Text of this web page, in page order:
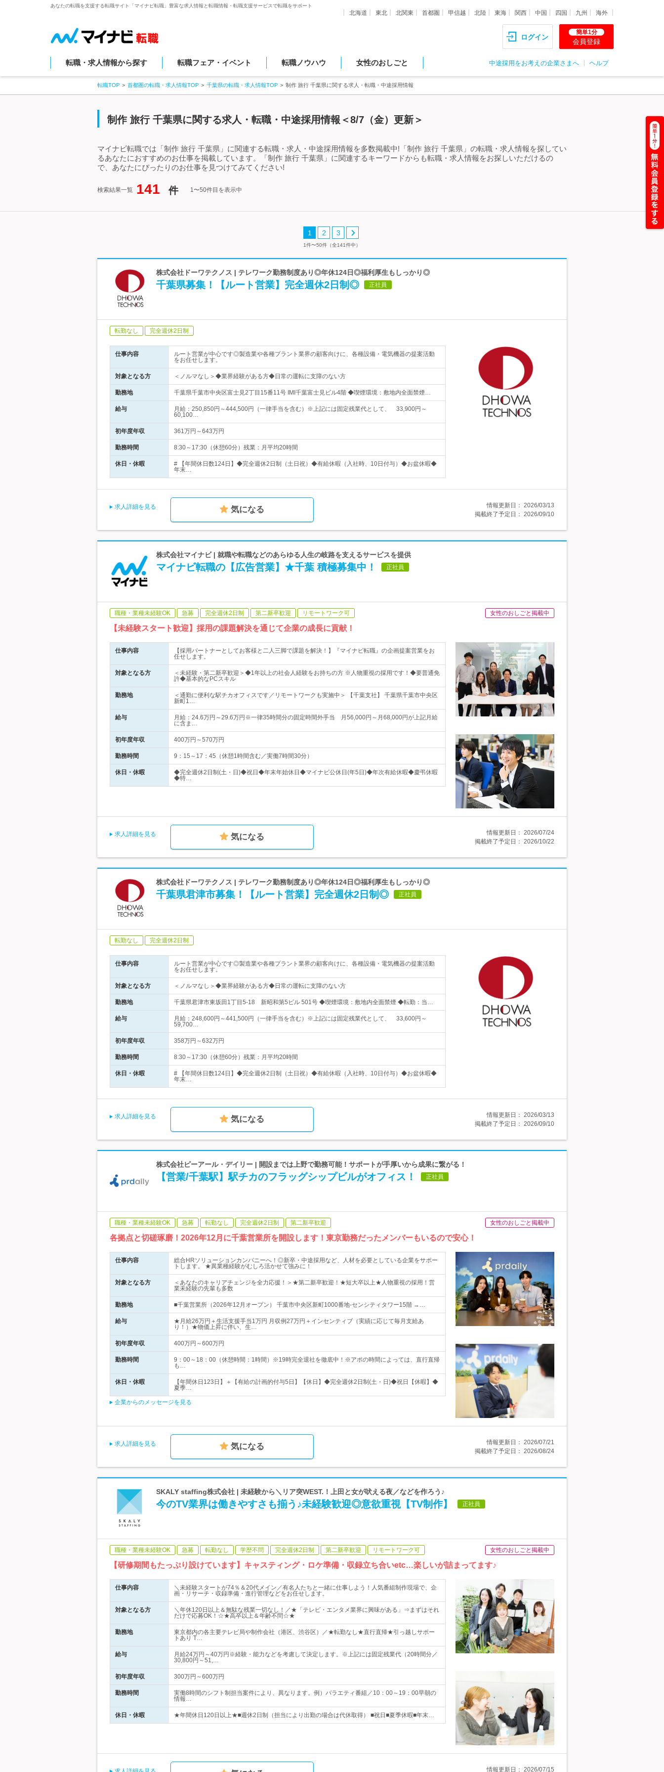
あなたの転職を支援する転職サイト「マイナビ転職」豊富な求人情報と転職情報・転職支援サービスで転職をサポート
北海道 東北 北関東 首都圏 甲信越 北陸 東海 関西 中国 四国 九州 海外
ログイン
簡単1分
会員登録
転職・求人情報から探す 転職フェア・イベント 転職ノウハウ 女性のおしごと 中途採用をお考えの企業さまへ ヘルプ
転職TOP 首都圏の転職・求人情報TOP 千葉県の転職・求人情報TOP 制作 旅行 千葉県に関する求人・転職・中途採用情報
制作 旅行 千葉県に関する求人・転職・中途採用情報＜8/7（金）更新＞
マイナビ転職では「制作 旅行 千葉県」に関連する転職・求人・中途採用情報を多数掲載中!「制作 旅行 千葉県」の転職・求人情報を探してい
るあなたにおすすめのお仕事を掲載しています。「制作 旅行 千葉県」に関連するキーワードからも転職・求人情報をお探しいただけるの
で、あなたにぴったりのお仕事を見つけてみてください!
検索結果一覧 141 件 1〜50件目を表示中
1 2 3
1件〜50件（全141件中）
株式会社ドーワテクノス | テレワーク勤務制度あり◎年休124日◎福利厚生もしっかり◎
千葉県募集！【ルート営業】完全週休2日制◎ 正社員
転勤なし 完全週休2日制
仕事内容
ルート営業が中心です◎製造業や各種プラント業界の顧客向けに、各種設備・電気機器の提案活動
をお任せします。
対象となる方 ＜ノルマなし＞◆業界経験がある方◆日常の運転に支障のない方
勤務地 千葉県千葉市中央区富士見2丁目15番11号 IMI千葉富士見ビル4階 ◆喫煙環境：敷地内全面禁煙…
給与
月給：250,850円～444,500円（一律手当を含む）※上記には固定残業代として、 33,900円～
60,100…
初年度年収 361万円～643万円
勤務時間 8:30～17:30（休憩60分）残業：月平均20時間
休日・休暇
# 【年間休日数124日】◆完全週休2日制（土日祝）◆有給休暇（入社時、10日付与）◆お盆休暇◆
年末…
求人詳細を見る 気になる 情報更新日： 2026/03/13
掲載終了予定日： 2026/09/10
株式会社マイナビ | 就職や転職などのあらゆる人生の岐路を支えるサービスを提供
マイナビ転職の【広告営業】★千葉 積極募集中！ 正社員
職種・業種未経験OK 急募 完全週休2日制 第二新卒歓迎 リモートワーク可 女性のおしごと掲載中
【未経験スタート歓迎】採用の課題解決を通じて企業の成長に貢献！
仕事内容
【採用パートナーとしてお客様と二人三脚で課題を解決！】『マイナビ転職』の企画提案営業をお
任せします。
対象となる方
＜未経験・第二新卒歓迎＞◆1年以上の社会人経験をお持ちの方 ※人物重視の採用です！◆要普通免
許◆基本的なPCスキル
勤務地
＜通勤に便利な駅チカオフィスです／リモートワークも実施中＞ 【千葉支社】 千葉県千葉市中央区
新町1…
給与
月給：24.6万円～29.6万円※一律35時間分の固定時間外手当 月56,000円～月68,000円が上記月給
に含ま…
初年度年収 400万円～570万円
勤務時間 9：15～17：45（休憩1時間含む／実働7時間30分）
休日・休暇
◆完全週休2日制(土・日)◆祝日◆年末年始休日◆マイナビ公休日(年5日)◆年次有給休暇◆慶弔休暇
◆特…
求人詳細を見る 気になる 情報更新日： 2026/07/24
掲載終了予定日： 2026/10/22
株式会社ドーワテクノス | テレワーク勤務制度あり◎年休124日◎福利厚生もしっかり◎
千葉県君津市募集！【ルート営業】完全週休2日制◎ 正社員
転勤なし 完全週休2日制
仕事内容
ルート営業が中心です◎製造業や各種プラント業界の顧客向けに、各種設備・電気機器の提案活動
をお任せします。
対象となる方 ＜ノルマなし＞◆業界経験がある方◆日常の運転に支障のない方
勤務地 千葉県君津市東坂田1丁目5-18 新昭和第5ビル 501号 ◆喫煙環境：敷地内全面禁煙 ◆転勤：当…
給与
月給：248,600円～441,500円（一律手当を含む）※上記には固定残業代として、 33,600円～
59,700…
初年度年収 358万円～632万円
勤務時間 8:30～17:30（休憩60分）残業：月平均20時間
休日・休暇
# 【年間休日数124日】◆完全週休2日制（土日祝）◆有給休暇（入社時、10日付与）◆お盆休暇◆
年末…
求人詳細を見る 気になる 情報更新日： 2026/03/13
掲載終了予定日： 2026/09/10
株式会社ピーアール・デイリー | 開設までは上野で勤務可能！サポートが手厚いから成果に繋がる！
【営業/千葉駅】駅チカのフラッグシップビルがオフィス！ 正社員
職種・業種未経験OK 急募 転勤なし 完全週休2日制 第二新卒歓迎 女性のおしごと掲載中
各拠点と切磋琢磨！2026年12月に千葉営業所を開設します！東京勤務だったメンバーもいるので安心！
仕事内容
総合HRソリューションカンパニーへ！◎新卒・中途採用など、人材を必要としている企業をサポー
トします。 ★異業種経験がむしろ活かせて強みに！
対象となる方
＜あなたのキャリアチェンジを全力応援！＞★第二新卒歓迎！★短大卒以上★人物重視の採用！営
業未経験の先輩も多数
勤務地 ■千葉営業所（2026年12月オープン） 千葉市中央区新町1000番地-センシティタワー15階 →…
給与
★月給26万円＋生活支援手当1万円 月収例27万円＋インセンティブ（実績に応じて毎月支給あ
り！）★物価上昇に伴い、生…
初年度年収 400万円～600万円
勤務時間
9：00～18：00（休憩時間：1時間）※19時完全退社を徹底中！※アポの時間によっては、直行直帰
も…
休日・休暇
【年間休日123日】＋【有給の計画的付与5日】【休日】◆完全週休2日制(土・日)◆祝日【休暇】◆
夏季…
企業からのメッセージを見る
求人詳細を見る 気になる 情報更新日： 2026/07/21
掲載終了予定日： 2026/08/24
SKALY staffing株式会社 | 未経験から＼リア突WEST.！上田と女が吠える夜／などを作ろう♪
今のTV業界は働きやすさも揃う♪未経験歓迎◎意欲重視【TV制作】 正社員
職種・業種未経験OK 急募 転勤なし 学歴不問 完全週休2日制 第二新卒歓迎 リモートワーク可 女性のおしごと掲載中
【研修期間もたっぷり設けています】キャスティング・ロケ準備・収録立ち合いetc…楽しいが詰まってます♪
仕事内容
＼未経験スタートが74％＆20代メイン／有名人たちと一緒に仕事しよう！人気番組制作現場で、企
画・リサーチ・収録準備・進行管理などをお任せします。
対象となる方
＼年休120日以上＆無駄な残業一切なし！／★「テレビ・エンタメ業界に興味がある」⇒まずはそれ
だけで応募OK！☆★高卒以上＆年齢不問☆★
勤務地
東京都内の各主要テレビ局や制作会社（港区、渋谷区）／★転勤なし★直行直帰★引っ越しサポー
トあり T…
給与
月給24万円～40万円※経験・能力などを考慮して決定します。※上記には固定残業代（20時間分／
30,800円～51,…
初年度年収 300万円～600万円
勤務時間
実働8時間のシフト制担当案件により、異なります。例）バラエティ番組／10：00～19：00早朝の
情報…
休日・休暇 ★年間休日120日以上★■週休2日制（担当により出勤の場合は代休取得） ■祝日■夏季休暇■年末…
情報更新日： 2026/07/15